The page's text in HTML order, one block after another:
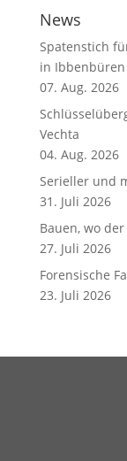
News
Spatenstich
in Ibbenbüren
07. Aug. 2026
Vechta
04. Aug. 2026
Serieller und
31. Juli 2026
Bauen, wo
27. Juli 2026
Forensische
23. Juli 2026